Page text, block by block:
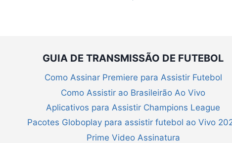
GUIA DE TRANSMISSÃO DE FUTEBOL
Como Assinar Premiere para Assistir Futebol
Como Assistir ao Brasileirão Ao Vivo
Aplicativos para Assistir Champions League
Pacotes Globoplay para assistir futebol ao Vivo
Prime Video Assinatura